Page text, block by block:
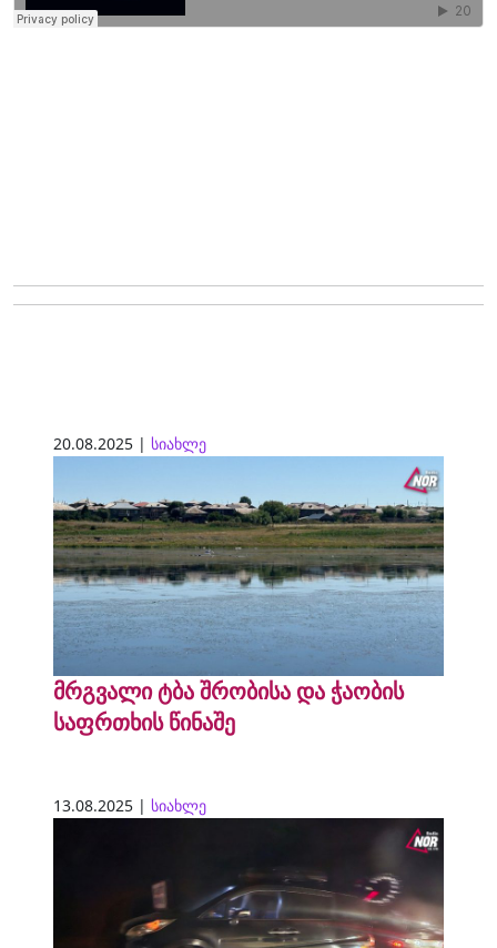
20.08.2025 | სიახლე
მრგვალი ტბა შრობისა და ჭაობის
საფრთხის წინაშე
13.08.2025 | სიახლე